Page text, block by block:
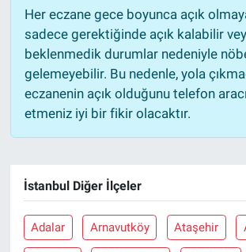
Her eczane gece boyunca açık
sadece gerektiğinde açık kalabilir
beklenmedik durumlar nedeniyle
gelemeyebilir. Bu nedenle, yola
eczanenin açık olduğunu telefon
etmeniz iyi bir fikir olacaktır.
İstanbul Diğer İlçeler
Adalar Arnavutköy Ataşehir